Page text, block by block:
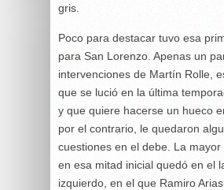
gris.
Poco para destacar tuvo esa
para San Lorenzo. Apenas un
intervenciones de Martín Rolle,
que se lució en la última
y que quiere hacerse un hueco
por el contrario, le quedaron
cuestiones en el debe. La mayor
en esa mitad inicial quedó en el
izquierdo, en el que Ramiro